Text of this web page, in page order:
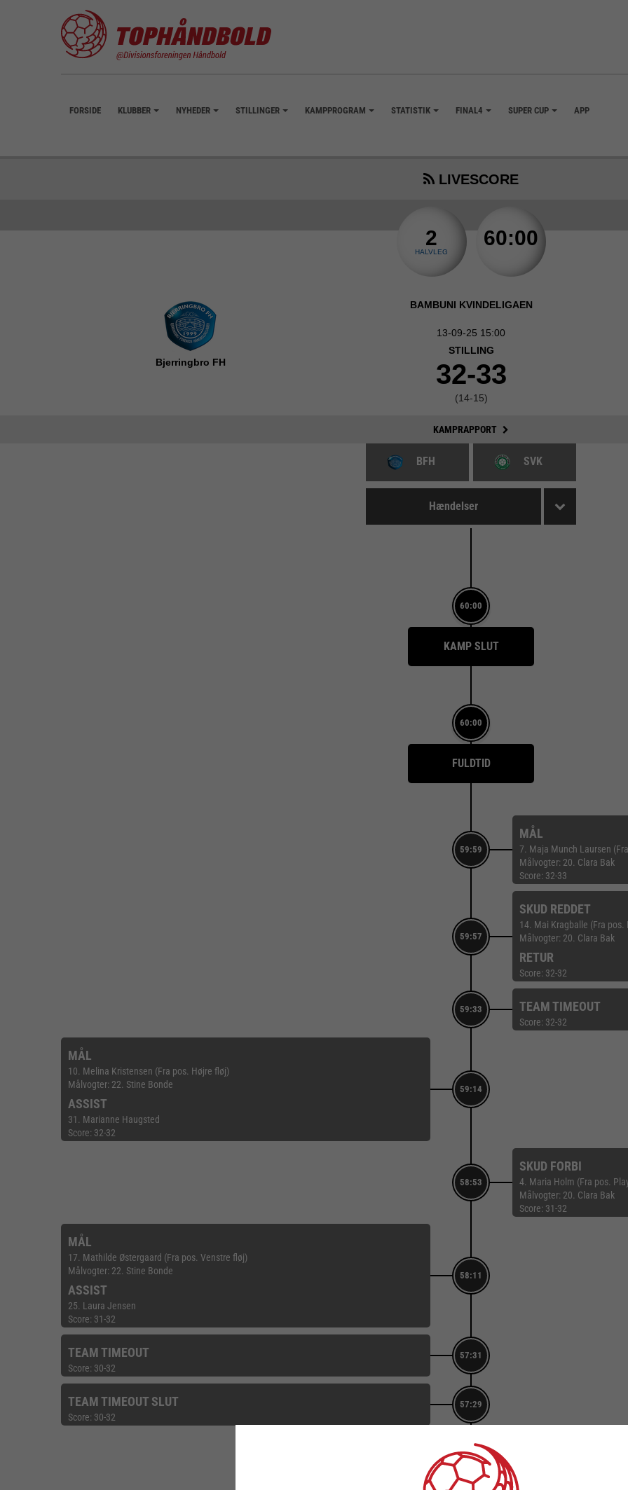
FORSIDE KLUBBER NYHEDER STILLINGER KAMPPROGRAM STATISTIK FINAL4 SUPER CUP APP
LIVESCORE
2
HALVLEG
60:00
Bjerringbro FH
BAMBUNI KVINDELIGAEN
13-09-25 15:00
STILLING
32-33
(14-15)
KAMPRAPPORT
BFH SVK
Hændelser
60:00
KAMP SLUT
60:00
FULDTID
59:59
MÅL
7. Maja Munch Laursen
Målvogter: 20. Clara Bak
Score: 32-33
59:57
SKUD REDDET
14. Mai Kragballe (Fra pos.
Målvogter: 20. Clara Bak
RETUR
Score: 32-32
59:33 TEAM TIMEOUT
Score: 32-32
59:14
MÅL
10. Melina Kristensen (Fra pos. Højre fløj)
Målvogter: 22. Stine Bonde
ASSIST
31. Marianne Haugsted
Score: 32-32
58:53
SKUD FORBI
4. Maria Holm (Fra pos.
Målvogter: 20. Clara Bak
Score: 31-32
58:11
MÅL
17. Mathilde Østergaard (Fra pos. Venstre fløj)
Målvogter: 22. Stine Bonde
ASSIST
25. Laura Jensen
Score: 31-32
57:31
TEAM TIMEOUT
Score: 30-32
57:29
TEAM TIMEOUT SLUT
Score: 30-32
57:14